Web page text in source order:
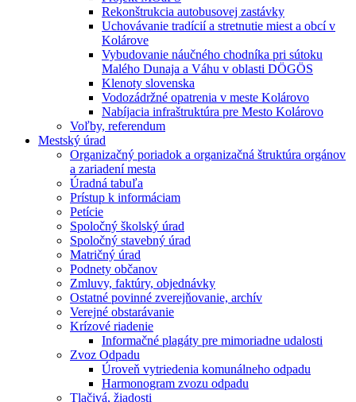
Rekonštrukcia autobusovej zastávky
Uchovávanie tradícií a stretnutie miest a obcí v
Kolárove
Vybudovanie náučného chodníka pri sútoku
Malého Dunaja a Váhu v oblasti DÖGÖS
Klenoty slovenska
Vodozádržné opatrenia v meste Kolárovo
Nabíjacia infraštruktúra pre Mesto Kolárovo
Voľby, referendum
Mestský úrad
Organizačný poriadok a organizačná štruktúra orgánov
a zariadení mesta
Úradná tabuľa
Prístup k informáciam
Petície
Spoločný školský úrad
Spoločný stavebný úrad
Matričný úrad
Podnety občanov
Zmluvy, faktúry, objednávky
Ostatné povinné zverejňovanie, archív
Verejné obstarávanie
Krízové riadenie
Informačné plagáty pre mimoriadne udalosti
Zvoz Odpadu
Úroveň vytriedenia komunálneho odpadu
Harmonogram zvozu odpadu
Tlačivá, žiadosti